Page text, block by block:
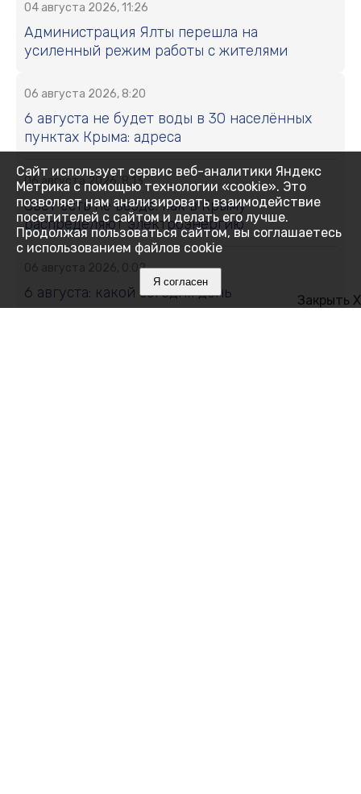
04 августа 2026, 11:26
Администрация Ялты перешла на
усиленный режим работы с жителями
06 августа 2026, 8:20
6 августа не будет воды в 30 населённых
пунктах Крыма: адреса
06 августа 2026, 8:13
Свет есть не везде: как в Крыму
распределяют электроэнергию
06 августа 2026, 0:02
6 августа: какой сегодня день Закрыть X
Сайт использует сервис веб-аналитики Яндекс
Метрика с помощью технологии «cookie». Это
позволяет нам анализировать взаимодействие
посетителей с сайтом и делать его лучше.
Продолжая пользоваться сайтом, вы соглашаетесь
с использованием файлов cookie
Я согласен